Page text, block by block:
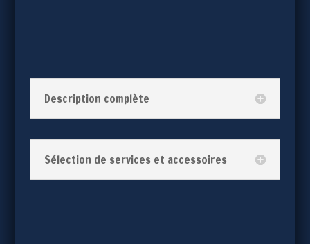
Description complète
Sélection de services et accessoires